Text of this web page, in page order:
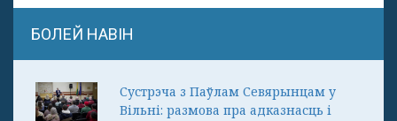
БОЛЕЙ НАВІН
Сустрэча з Паўлам Севярынцам у
Вільні: размова пра адказнасць і